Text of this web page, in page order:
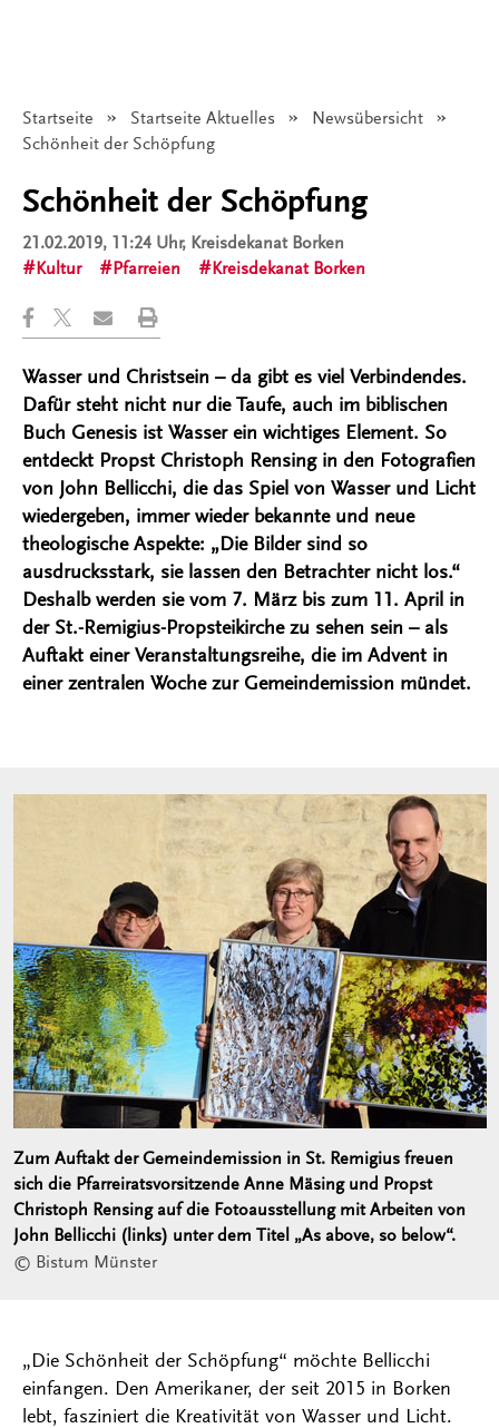
Startseite Startseite Aktuelles
Newsübersicht
Angezeigt:
Schönheit der Schöpfung
Schönheit der Schöpfung
21.02.2019, 11:24 Uhr, Kreisdekanat Borken
Kultur
Pfarreien Kreisdekanat Borken
Wasser und Christsein – da gibt es viel Verbindendes.
Dafür steht nicht nur die Taufe, auch im biblischen
Buch Genesis ist Wasser ein wichtiges Element. So
entdeckt Propst Christoph Rensing in den Fotografien
von John Bellicchi, die das Spiel von Wasser und Licht
wiedergeben, immer wieder bekannte und neue
theologische Aspekte: „Die Bilder sind so
ausdrucksstark, sie lassen den Betrachter nicht los.“
Deshalb werden sie vom 7. März bis zum 11. April in
der St.-Remigius-Propsteikirche zu sehen sein – als
Auftakt einer Veranstaltungsreihe, die im Advent in
einer zentralen Woche zur Gemeindemission mündet.
Zum Auftakt der Gemeindemission in St. Remigius freuen
sich die Pfarreiratsvorsitzende Anne Mäsing und Propst
Christoph Rensing auf die Fotoausstellung mit Arbeiten von
John Bellicchi (links) unter dem Titel „As above, so below“.
© Bistum Münster
„Die Schönheit der Schöpfung“ möchte Bellicchi
einfangen. Den Amerikaner, der seit 2015 in Borken
lebt, fasziniert die Kreativität von Wasser und Licht.